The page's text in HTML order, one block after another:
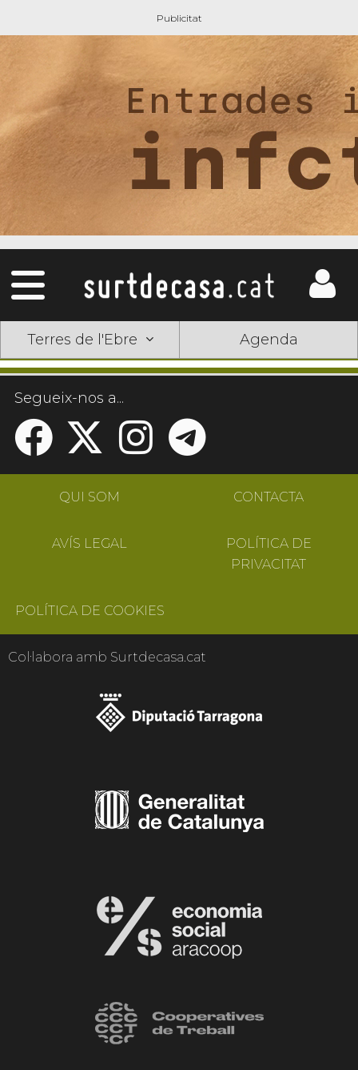
Terres de l'Ebre Agenda
Segueix-nos a...
QUI SOM CONTACTA
AVÍS LEGAL
POLÍTICA DE
PRIVACITAT
POLÍTICA DE COOKIES
Col·labora amb Surtdecasa.cat